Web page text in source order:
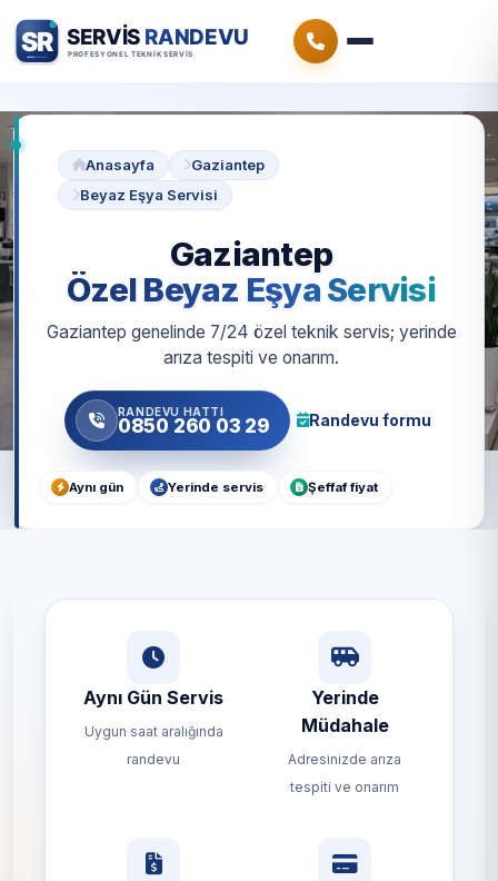
Anasayfa
Gaziantep
Beyaz Eşya Servisi
Gaziantep
Özel Beyaz Eşya Servisi
Gaziantep genelinde 7/24 özel teknik servis; yerinde
arıza tespiti ve onarım.
RANDEVU HATTI
0850 260 03 29 Randevu formu
Aynı gün Yerinde servis Şeffaf fiyat
Aynı Gün Servis
Uygun saat aralığında
randevu
Yerinde
Müdahale
Adresinizde arıza
tespiti ve onarım